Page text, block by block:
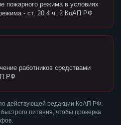
пожарного режима в условиях
- ст. 20.4 ч. 2 КоАП РФ
работников средствами
РФ
действующей редакции КоАП РФ.
питания, чтобы проверка